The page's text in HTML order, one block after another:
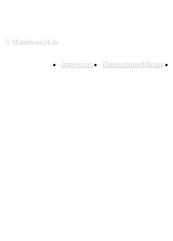
© Mainrhoen24.de
Impressum Datenschutzerklärung